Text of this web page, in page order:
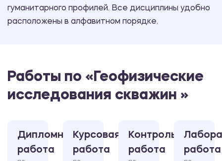
гуманитарного профилей. Все дисциплины удобно
расположены в алфавитном порядке.
Работы по «Геофизические
исследования скважин »
Дипломная
работа
Курсовая
работа
Контрольная
работа
работа